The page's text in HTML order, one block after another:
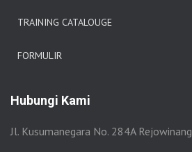
TRAINING CATALOUGE
FORMULIR
Hubungi Kami
Jl. Kusumanegara No. 284A